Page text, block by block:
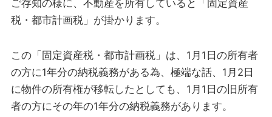
ご存知の様に、不動産を所有していると「固定資産
税・都市計画税」が掛かります。
この「固定資産税・都市計画税」は、1月1日の所有者
の方に1年分の納税義務がある為、極端な話、1月2日
に物件の所有権が移転したとしても、1月1日の旧所有
者の方にその年の1年分の納税義務があります。